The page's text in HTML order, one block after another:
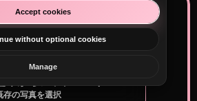
自撮りする
存の写真を選択
Accept cookies
without optional cookies
Manage